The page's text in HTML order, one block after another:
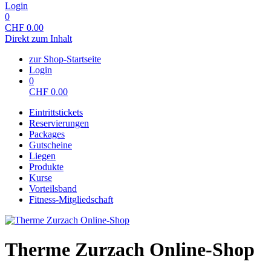
Login
0
CHF 0.00
Direkt zum Inhalt
zur Shop-Startseite
Login
0
CHF 0.00
Eintrittstickets
Reservierungen
Packages
Gutscheine
Liegen
Produkte
Kurse
Vorteilsband
Fitness-Mitgliedschaft
Therme Zurzach Online-Shop